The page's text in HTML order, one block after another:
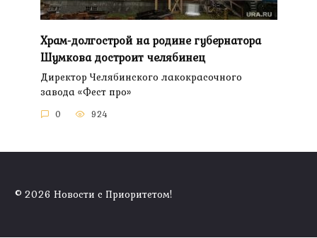
Храм-долгострой на родине губернатора
Шумкова достроит челябинец
Директор Челябинского лакокрасочного
завода «Фест про»
0 924
© 2026 Новости с Приоритетом!